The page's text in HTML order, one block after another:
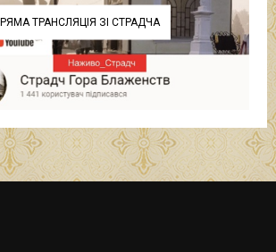
ТРАНСЛЯЦІЯ ЗІ СТРАДЧА